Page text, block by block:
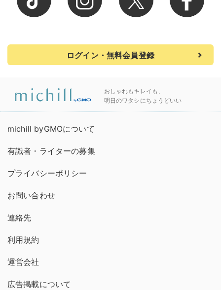
ログイン・無料会員登録
おしゃれもキレイも、
明日のワタシにちょうどいい
michill byGMOについて
有識者・ライターの募集
プライバシーポリシー
お問い合わせ
連絡先
利用規約
運営会社
広告掲載について